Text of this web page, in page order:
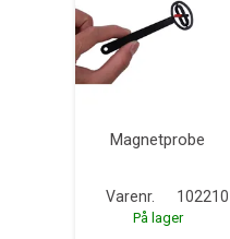
Magnetprobe
Varenr. 102210
På lager